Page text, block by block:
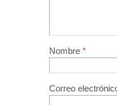
Nombre *
Correo